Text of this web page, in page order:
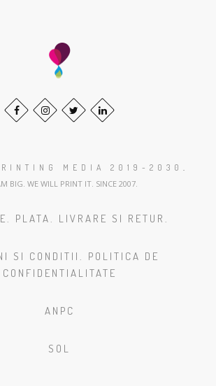
MEDIA 2019-2030 .
BIG. WE WILL PRINT IT. SINCE 2007.
PLATA. LIVRARE SI RETUR.
SI CONDITII. POLITICA DE
CONFIDENTIALITATE
ANPC
SOL